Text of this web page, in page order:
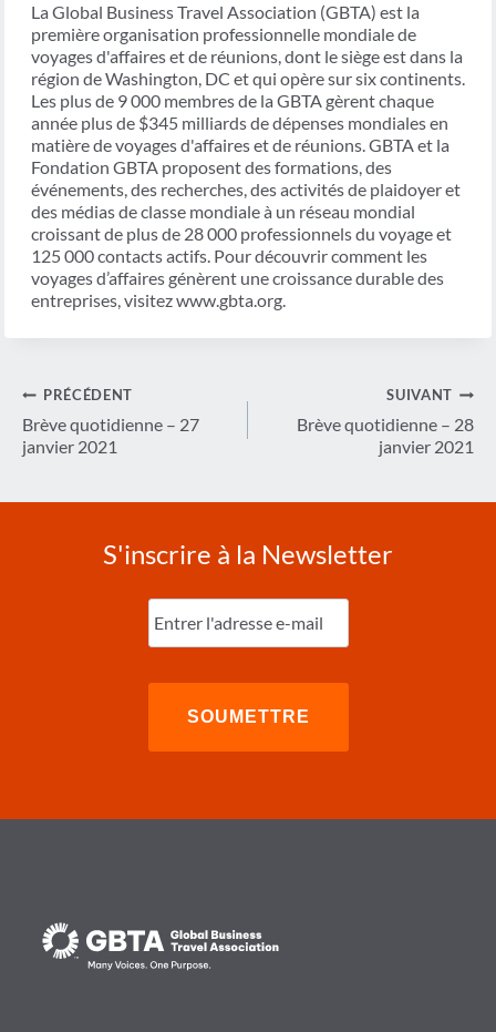
La Global Business Travel Association (GBTA) est la
première organisation professionnelle mondiale de
voyages d'affaires et de réunions, dont le siège est dans la
région de Washington, DC et qui opère sur six continents.
Les plus de 9 000 membres de la GBTA gèrent chaque
année plus de $345 milliards de dépenses mondiales en
matière de voyages d'affaires et de réunions. GBTA et la
Fondation GBTA proposent des formations, des
événements, des recherches, des activités de plaidoyer et
des médias de classe mondiale à un réseau mondial
croissant de plus de 28 000 professionnels du voyage et
125 000 contacts actifs. Pour découvrir comment les
voyages d’affaires génèrent une croissance durable des
entreprises, visitez www.gbta.org.
Navigation
de
l’article
PRÉCÉDENT
Brève quotidienne – 27
janvier 2021
SUIVANT
Brève quotidienne – 28
janvier 2021
S'inscrire à la Newsletter
Entrez
l'e-
mail